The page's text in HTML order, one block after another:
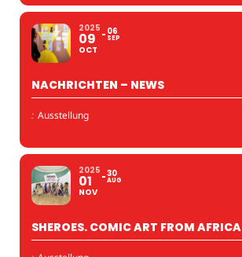
2025
09
OCT
06
SEP
NACHRICHTEN – NEWS
: Ausstellung
2025
01
NOV
30
AUG
SHEROES. COMIC ART FROM AFRICA